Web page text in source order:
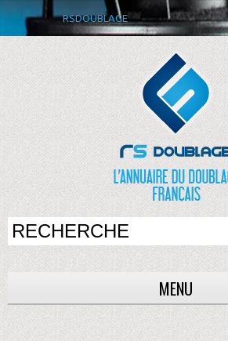
RSDOUBLAGE
MENU